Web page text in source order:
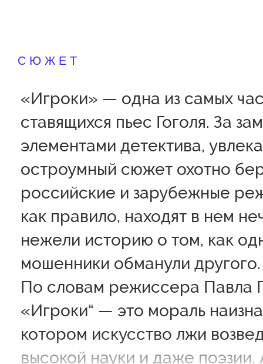
СЮЖЕТ
«Игроки» — одна из самых
ставящихся пьес Гоголя. За
элементами детектива,
остроумный сюжет охотно
российские и зарубежные
как правило, находят в нем
нежели историю о том, как
мошенники обманули другого.
По словам режиссера Павла
«Игроки“ — это мораль
котором искусство лжи
высокой науки и даже поэзии.